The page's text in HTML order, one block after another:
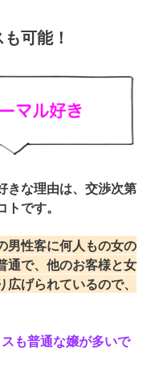
可能！
きな理由は、交渉次第
です。
男性客に何人もの女の
通で、他のお客様と女
げられているので、
も普通な嬢が多いで